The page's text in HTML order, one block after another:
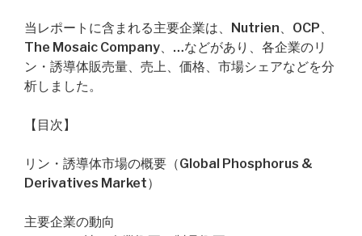
当レポートに含まれる主要企業は、Nutrien、OCP、
The Mosaic Company、…などがあり、各企業のリ
ン・誘導体販売量、売上、価格、市場シェアなどを分
析しました。
【目次】
リン・誘導体市場の概要（Global Phosphorus &
Derivatives Market）
主要企業の動向